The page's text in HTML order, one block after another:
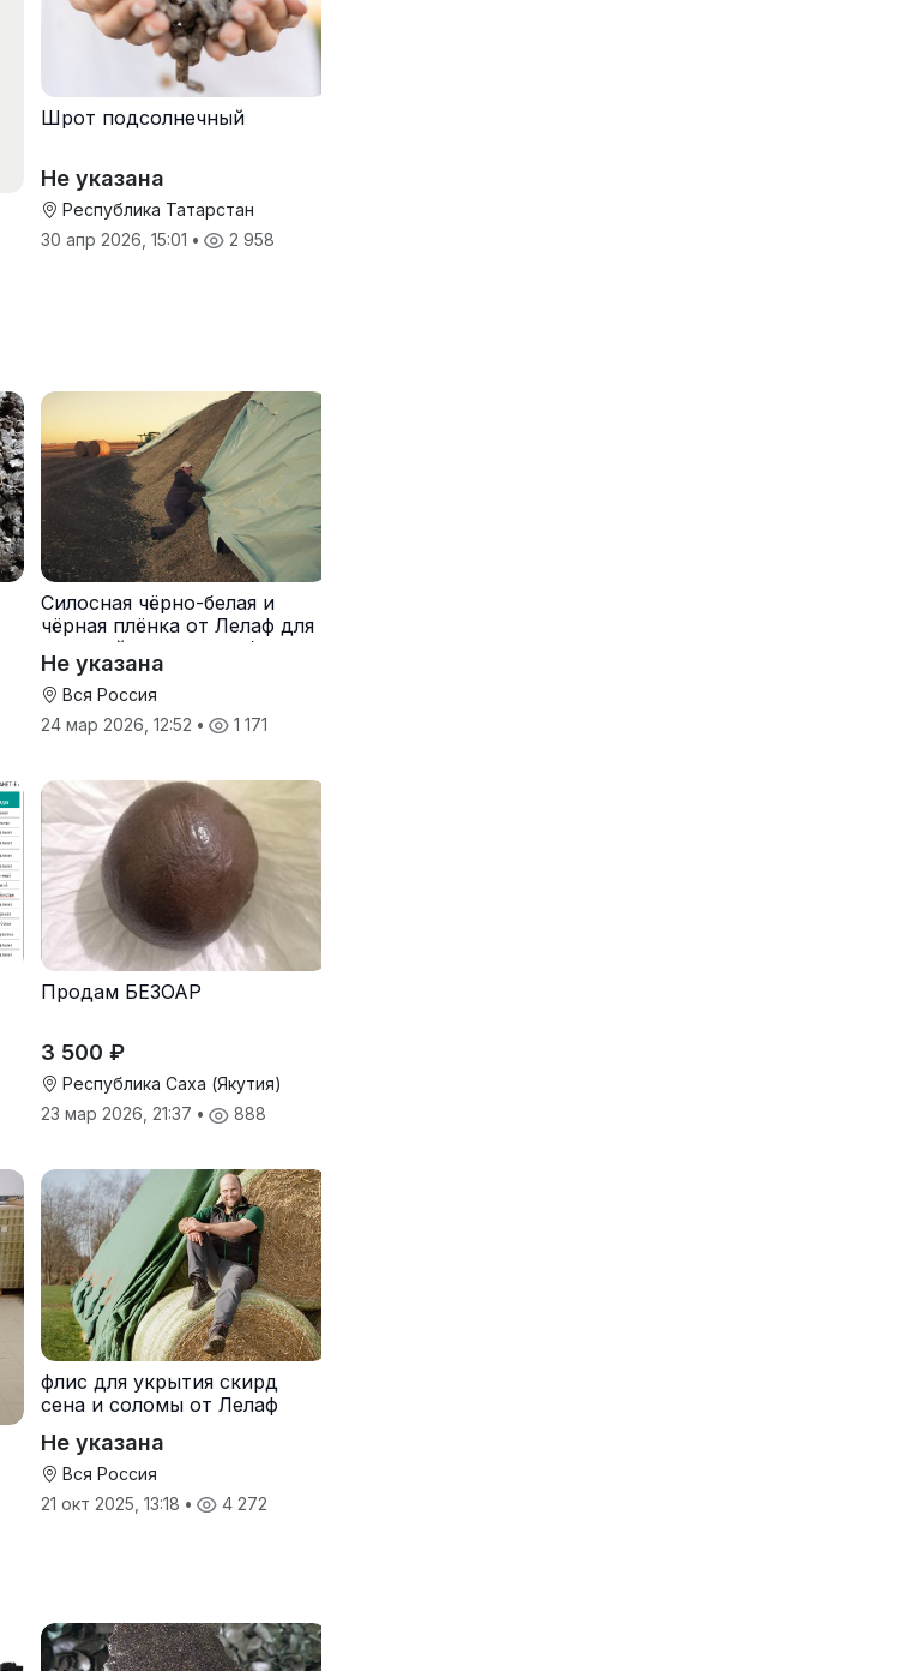
Шрот подсолнечный
Не указана
Республика Татарстан
30 апр 2026, 15:01 • 2 958
Силосная чёрно-белая и
чёрная плёнка от Лелаф для
траншей и ям силоса/сенажа
Не указана
Вся Россия
24 мар 2026, 12:52 • 1 171
Продам БЕЗОАР
3 500 ₽
Республика Саха (Якутия)
23 мар 2026, 21:37 • 888
флис для укрытия скирд
сена и соломы от Лелаф
Не указана
Вся Россия
21 окт 2025, 13:18 • 4 272